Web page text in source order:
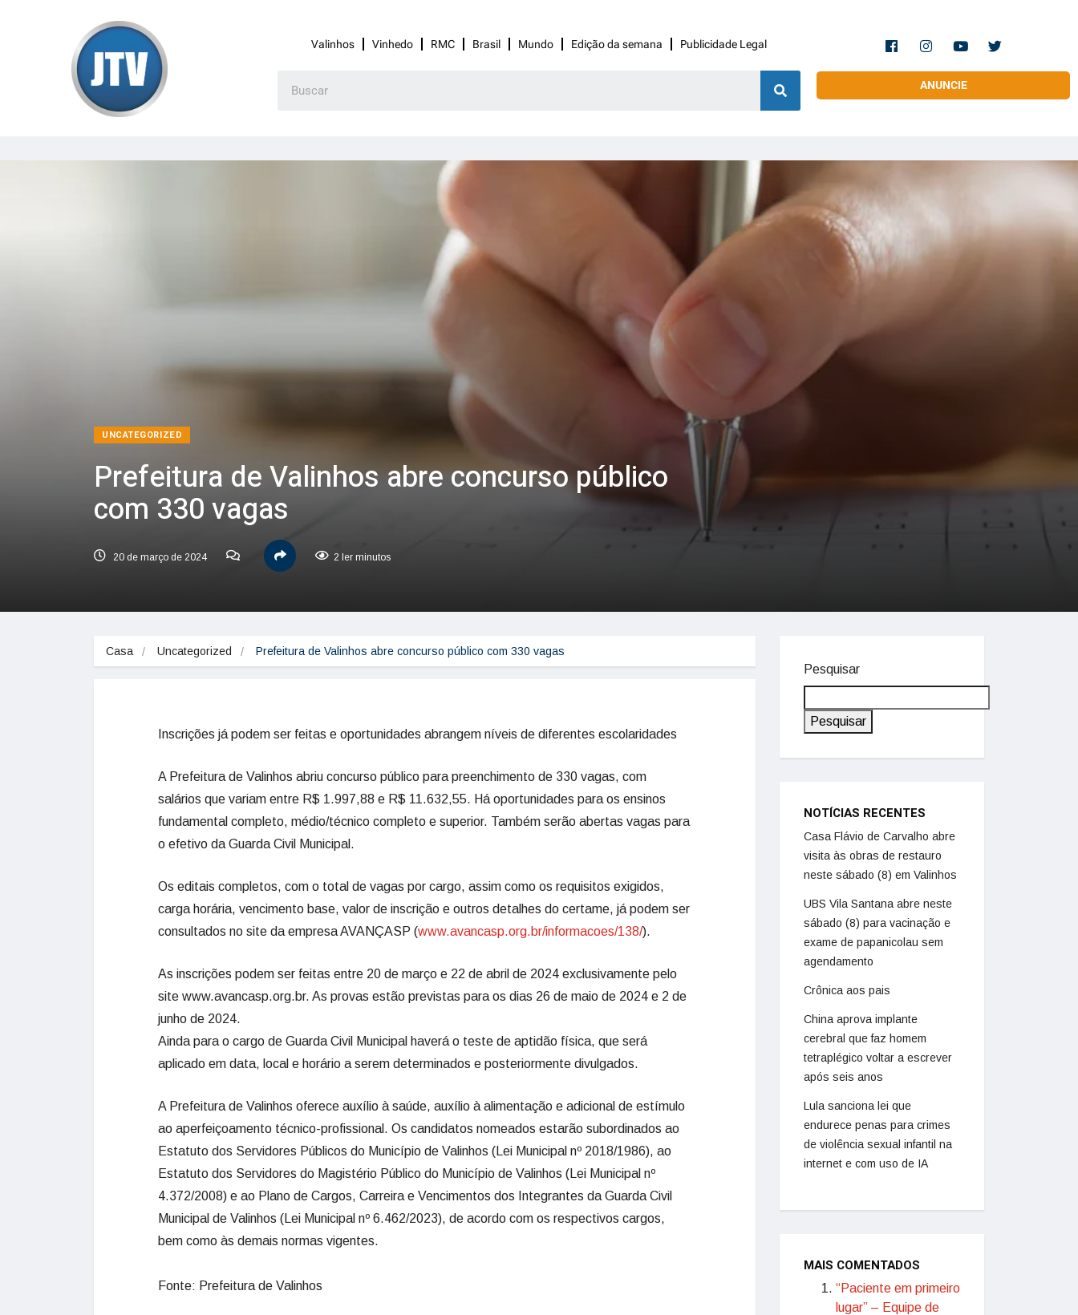
Valinhos Vinhedo RMC Brasil Mundo Edição da semana Publicidade Legal
ANUNCIE
UNCATEGORIZED
Prefeitura de Valinhos abre concurso público
com 330 vagas
20 de março de 2024 2 ler minutos
Casa Uncategorized Prefeitura de Valinhos abre concurso público com 330 vagas
Inscrições já podem ser feitas e oportunidades abrangem níveis de diferentes escolaridades
A Prefeitura de Valinhos abriu concurso público para preenchimento de 330 vagas, com
salários que variam entre R$ 1.997,88 e R$ 11.632,55. Há oportunidades para os ensinos
fundamental completo, médio/técnico completo e superior. Também serão abertas vagas para
o efetivo da Guarda Civil Municipal.
Os editais completos, com o total de vagas por cargo, assim como os requisitos exigidos,
carga horária, vencimento base, valor de inscrição e outros detalhes do certame, já podem ser
consultados no site da empresa AVANÇASP (www.avancasp.org.br/informacoes/138/).
As inscrições podem ser feitas entre 20 de março e 22 de abril de 2024 exclusivamente pelo
site www.avancasp.org.br. As provas estão previstas para os dias 26 de maio de 2024 e 2 de
junho de 2024.
Ainda para o cargo de Guarda Civil Municipal haverá o teste de aptidão física, que será
aplicado em data, local e horário a serem determinados e posteriormente divulgados.
A Prefeitura de Valinhos oferece auxílio à saúde, auxílio à alimentação e adicional de estímulo
ao aperfeiçoamento técnico-profissional. Os candidatos nomeados estarão subordinados ao
Estatuto dos Servidores Públicos do Município de Valinhos (Lei Municipal nº 2018/1986), ao
Estatuto dos Servidores do Magistério Público do Município de Valinhos (Lei Municipal nº
4.372/2008) e ao Plano de Cargos, Carreira e Vencimentos dos Integrantes da Guarda Civil
Municipal de Valinhos (Lei Municipal nº 6.462/2023), de acordo com os respectivos cargos,
bem como às demais normas vigentes.
Fonte: Prefeitura de Valinhos
Pesquisar
Pesquisar
NOTÍCIAS RECENTES
Casa Flávio de Carvalho abre
visita às obras de restauro
neste sábado (8) em Valinhos
UBS Vila Santana abre neste
sábado (8) para vacinação e
exame de papanicolau sem
agendamento
Crônica aos pais
China aprova implante
cerebral que faz homem
tetraplégico voltar a escrever
após seis anos
Lula sanciona lei que
endurece penas para crimes
de violência sexual infantil na
internet e com uso de IA
MAIS COMENTADOS
“Paciente em primeiro
lugar” – Equipe de